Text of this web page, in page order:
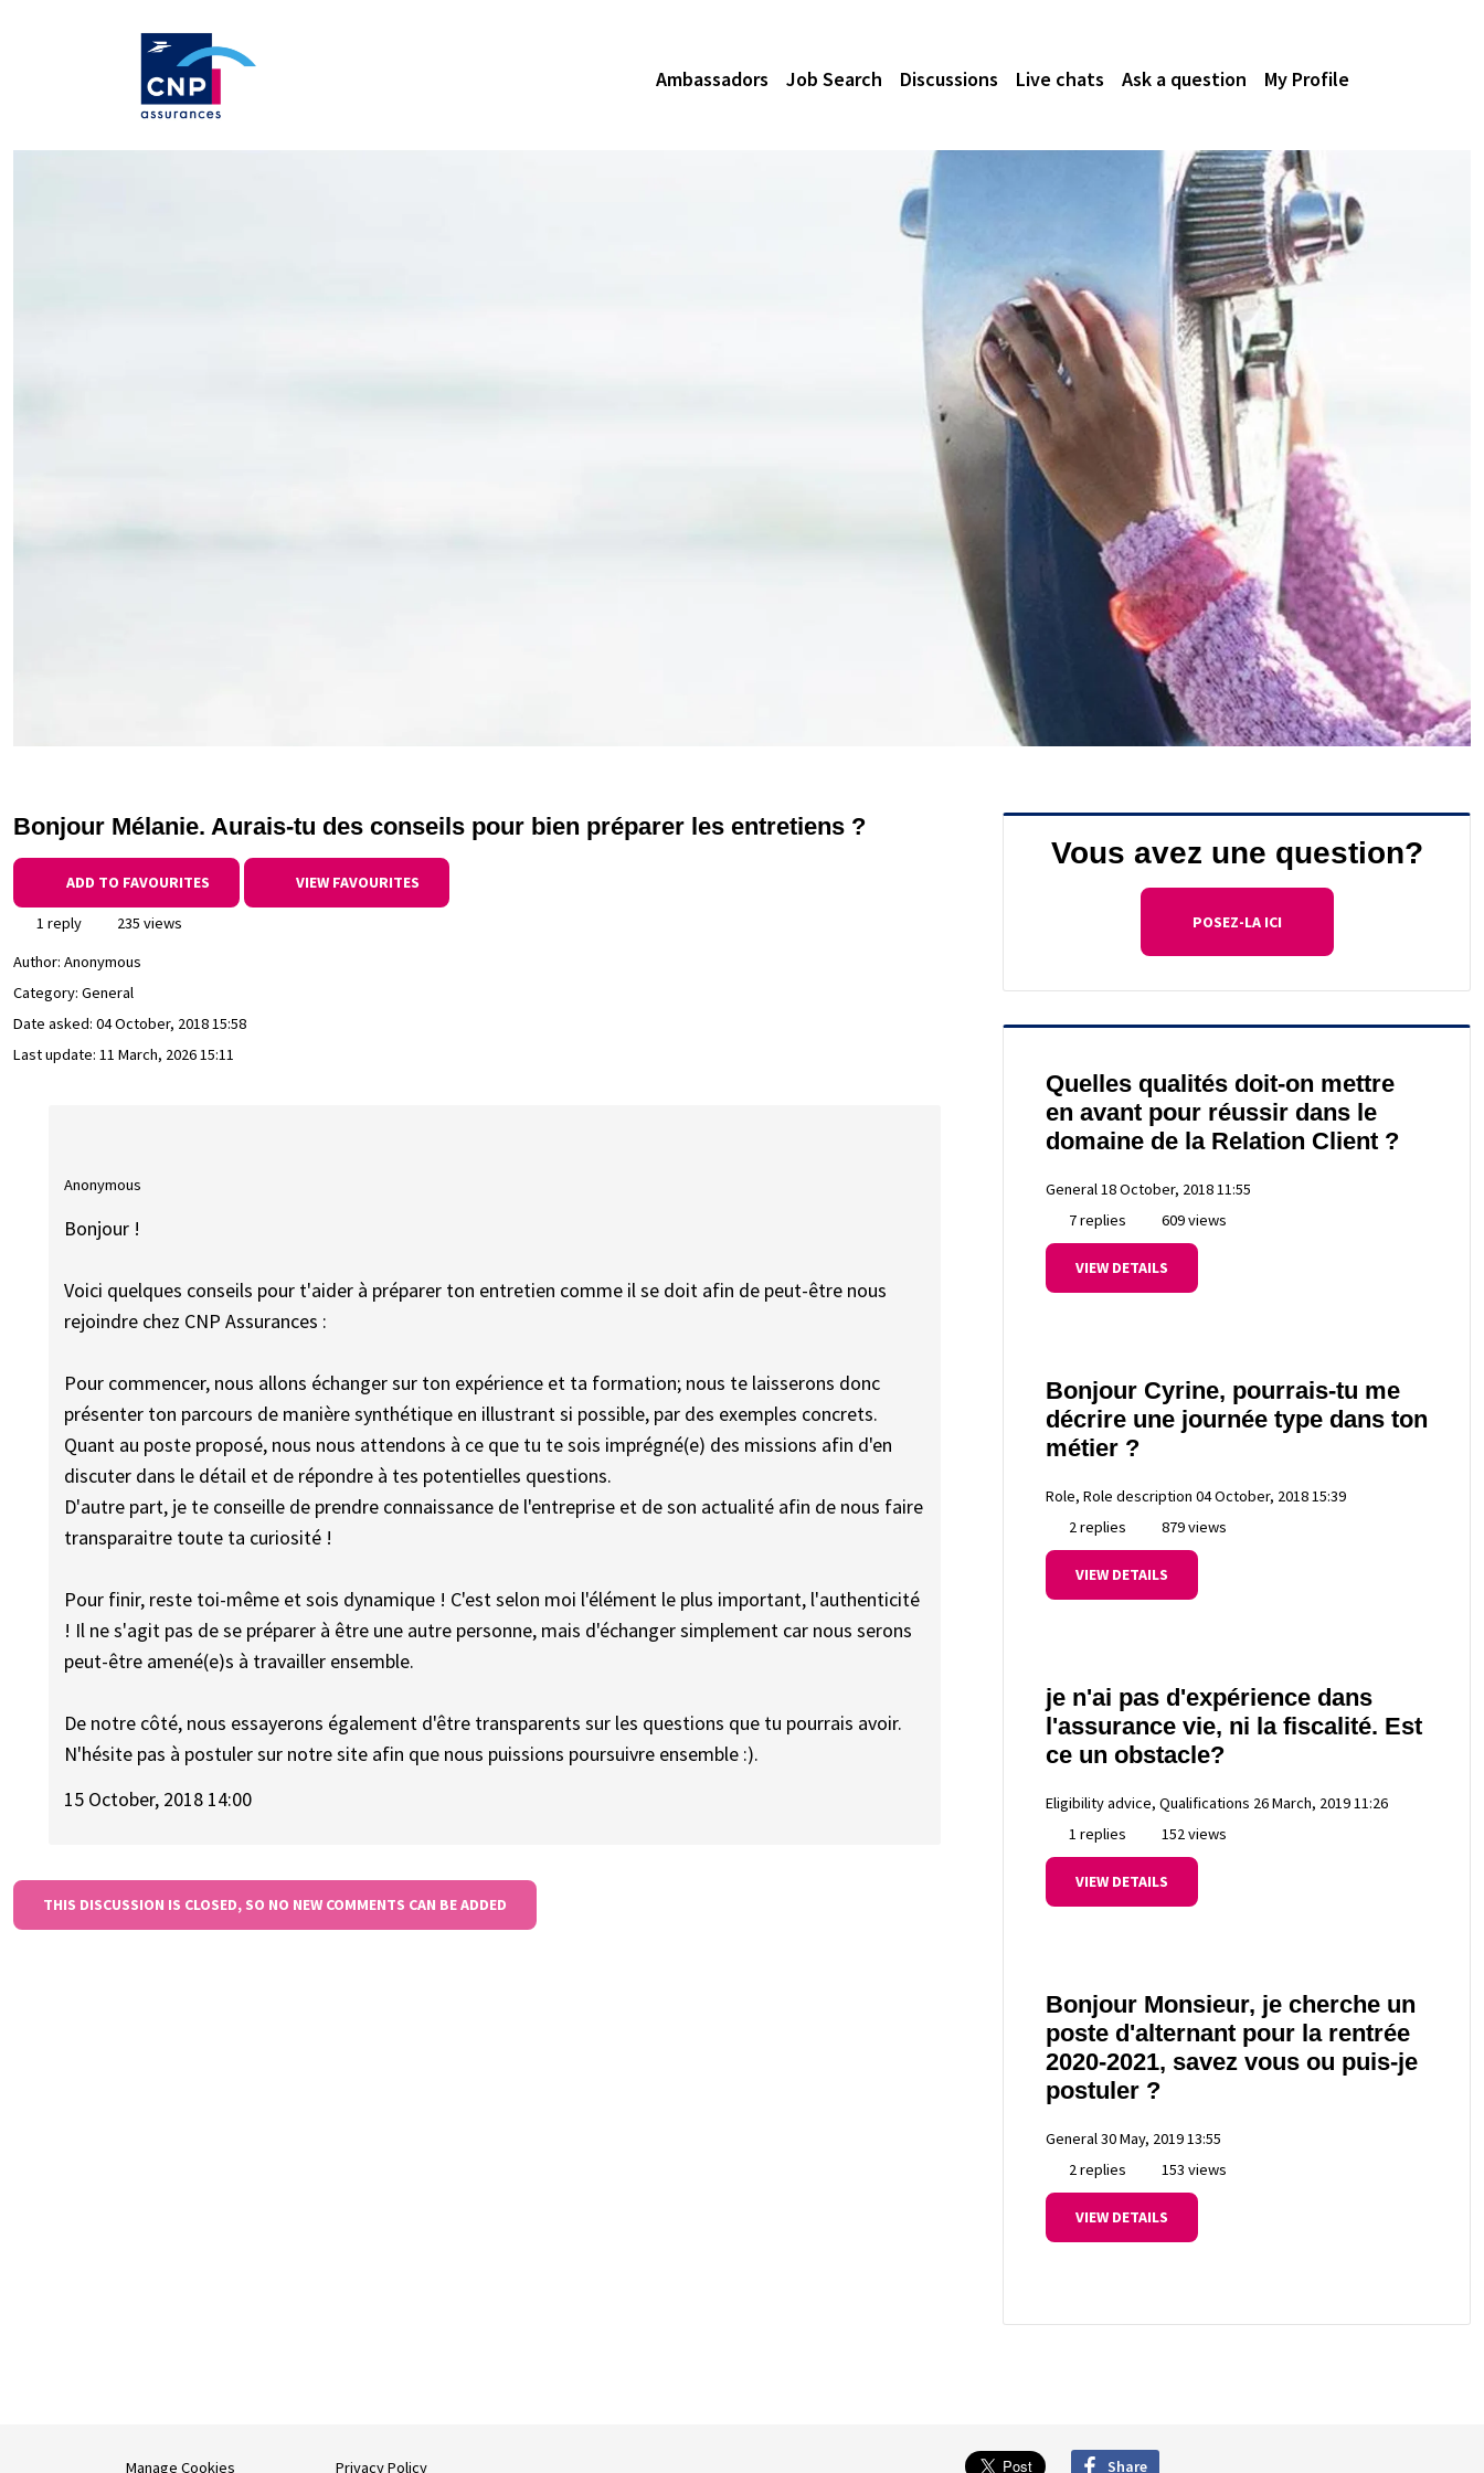
Ambassadors Job Search Discussions Live chats Ask a question My Profile
Bonjour Mélanie. Aurais-tu des conseils pour bien préparer les entretiens ?
ADD TO FAVOURITES VIEW FAVOURITES
1 reply
235 views
Author: Anonymous
Category: General
Date asked: 04 October, 2018 15:58
Last update: 11 March, 2026 15:11
Anonymous
Bonjour !
Voici quelques conseils pour t'aider à préparer ton entretien comme il se doit afin de peut-être nous
rejoindre chez CNP Assurances :
Pour commencer, nous allons échanger sur ton expérience et ta formation; nous te laisserons donc
présenter ton parcours de manière synthétique en illustrant si possible, par des exemples concrets.
Quant au poste proposé, nous nous attendons à ce que tu te sois imprégné(e) des missions afin d'en
discuter dans le détail et de répondre à tes potentielles questions.
D'autre part, je te conseille de prendre connaissance de l'entreprise et de son actualité afin de nous faire
transparaitre toute ta curiosité !
Pour finir, reste toi-même et sois dynamique ! C'est selon moi l'élément le plus important, l'authenticité
! Il ne s'agit pas de se préparer à être une autre personne, mais d'échanger simplement car nous serons
peut-être amené(e)s à travailler ensemble.
De notre côté, nous essayerons également d'être transparents sur les questions que tu pourrais avoir.
N'hésite pas à postuler sur notre site afin que nous puissions poursuivre ensemble :).
15 October, 2018 14:00
THIS DISCUSSION IS CLOSED, SO NO NEW COMMENTS CAN BE ADDED
Vous avez une question?
POSEZ-LA ICI
Quelles qualités doit-on mettre
en avant pour réussir dans le
domaine de la Relation Client ?
General 18 October, 2018 11:55
7 replies
609 views
VIEW DETAILS
Bonjour Cyrine, pourrais-tu me
décrire une journée type dans ton
métier ?
Role, Role description 04 October, 2018 15:39
2 replies
879 views
VIEW DETAILS
je n'ai pas d'expérience dans
l'assurance vie, ni la fiscalité. Est
ce un obstacle?
Eligibility advice, Qualifications 26 March, 2019 11:26
1 replies
152 views
VIEW DETAILS
Bonjour Monsieur, je cherche un
poste d'alternant pour la rentrée
2020-2021, savez vous ou puis-je
postuler ?
General30 May, 2019 13:55
2 replies
153 views
VIEW DETAILS
Manage Cookies Privacy Policy Share